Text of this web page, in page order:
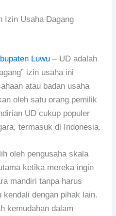
Izin Usaha Dagang
Luwu – UD adalah
izin usaha ini
atau badan usaha
oleh satu orang pemilik
UD cukup populer
termasuk di Indonesia.
oleh pengusaha skala
ketika mereka ingin
mandiri tanpa harus
kendali dengan pihak lain.
kemudahan dalam